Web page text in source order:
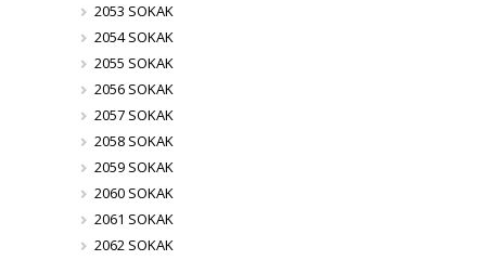
2053 SOKAK
2054 SOKAK
2055 SOKAK
2056 SOKAK
2057 SOKAK
2058 SOKAK
2059 SOKAK
2060 SOKAK
2061 SOKAK
2062 SOKAK